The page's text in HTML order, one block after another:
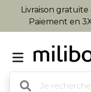
Livraison
Paiement en